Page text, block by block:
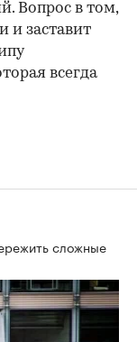
Вопрос в том,
и заставит
всегда
сложные